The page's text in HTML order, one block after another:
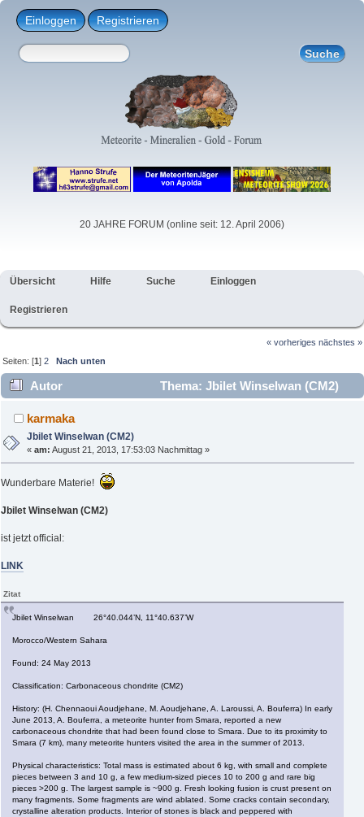
Einloggen Registrieren
20 JAHRE FORUM (online seit: 12. April 2006)
Übersicht Hilfe Suche Einloggen
Registrieren
« vorheriges nächstes »
Seiten: [1]2 Nach unten
Autor
Thema: Jbilet Winselwan (CM2)
(Gelesen 9004 mal)
karmaka
Jbilet Winselwan (CM2)
«am: August 21, 2013, 17:53:03 Nachmittag »
Wunderbare Materie!
Jbilet Winselwan (CM2)
ist jetzt official:
LINK
Zitat
Jbilet Winselwan 26°40.044’N, 11°40.637’W
Morocco/Western Sahara
Found: 24 May 2013
Classification: Carbonaceous chondrite (CM2)
History: (H. Chennaoui Aoudjehane, M. Aoudjehane, A. Laroussi, A. Bouferra) In early
June 2013, A. Bouferra, a meteorite hunter from Smara, reported a new
carbonaceous chondrite that had been found close to Smara. Due to its proximity to
Smara (7 km), many meteorite hunters visited the area in the summer of 2013.
Physical characteristics: Total mass is estimated about 6 kg, with small and complete
pieces between 3 and 10 g, a few medium-sized pieces 10 to 200 g and rare big
pieces >200 g. The largest sample is ~900 g. Fresh looking fusion is crust present on
many fragments. Some fragments are wind ablated. Some cracks contain secondary,
crystalline alteration products. Interior of stones is black and peppered with